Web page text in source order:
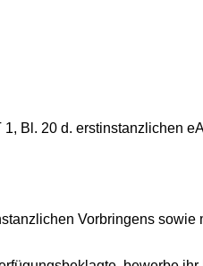
Bl. 20 d. erstinstanzlichen
Vorbringens sowie